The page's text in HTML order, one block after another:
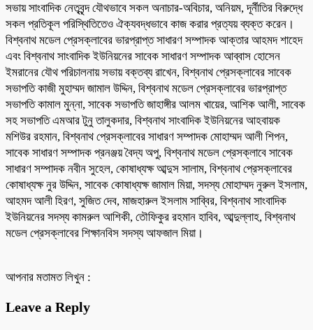
সভায় সাংবাদিক নেতৃবৃন্দ যৌথভাবে সকল অনাচার-অবিচার, অনিয়ম, দূর্নীতির বিরুদ্ধে
সকল প্রতিকূল পরিস্থিতিতেও ঐক্যবদ্ধভাবে কাজ করার প্রত্যয় ব্যক্ত করেন।
বিশ্বনাথ মডেল প্রেসক্লাবের ভারপ্রাপ্ত সাধারণ সম্পাদক আক্তার আহমদ শাহেদ
এবং বিশ্বনাথ সাংবাদিক ইউনিয়নের সাবেক সাধারণ সম্পাদক আব্বাস হোসেন
ইমরানের যৌথ পরিচালনায় সভায় বক্তব্য রাখেন, বিশ্বনাথ প্রেসক্লাবের সাবেক
সভাপতি কাজী মুহাম্মদ জামাল উদ্দিন, বিশ্বনাথ মডেল প্রেসক্লাবের ভারপ্রাপ্ত
সভাপতি কামাল মুন্না, সাবেক সভাপতি জাহাঙ্গীর আলম খায়ের, আশিক আলী, সাবেক
সহ সভাপতি এমআর টুনু তালুকদার, বিশ্বনাথ সাংবাদিক ইউনিয়নের আহবায়ক
মশিউর রহমান, বিশ্বনাথ প্রেসক্লাবের সাধারণ সম্পাদক মোহাম্মদ আলী শিপন,
সাবেক সাধারণ সম্পাদক প্রনঞ্জয় বৈদ্য অপু, বিশ্বনাথ মডেল প্রেসক্লাবে সাবেক
সাধারণ সম্পাদক নবীন সুহেল, কোষাধ্যক্ষ আব্দুস সালাম, বিশ্বনাথ প্রেসক্লাবের
কোষাধ্যক্ষ নুর উদ্দিন, সাবেক কোষাধ্যক্ষ জামাল মিয়া, সদস্য মোহাম্মদ নুরুল ইসলাম,
আহমদ আলী হিরণ, সুজিত দেব, মাজহারুল ইসলাম সাব্বির, বিশ্বনাথ সাংবাদিক
ইউনিয়নের সদস্য কামরুল আশিকী, তৌফিকুর রহমান হাবিব, আব্দুল্লাহ, বিশ্বনাথ
মডেল প্রেসক্লাবের শিক্ষানবিস সদস্য আফজাল মিয়া।
আপনার মতামত লিখুন :
Leave a Reply